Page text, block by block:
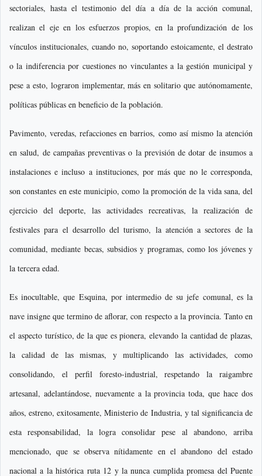
sectoriales, hasta el testimonio del día a día de la acción comunal,
realizan el eje en los esfuerzos propios, en la profundización de los
vínculos institucionales, cuando no, soportando estoicamente, el destrato
o la indiferencia por cuestiones no vinculantes a la gestión municipal y
pese a esto, lograron implementar, más en solitario que autónomamente,
políticas públicas en beneficio de la población.
Pavimento, veredas, refacciones en barrios, como así mismo la atención
en salud, de campañas preventivas o la previsión de dotar de insumos a
instalaciones e incluso a instituciones, por más que no le corresponda,
son constantes en este municipio, como la promoción de la vida sana, del
ejercicio del deporte, las actividades recreativas, la realización de
festivales para el desarrollo del turismo, la atención a sectores de la
comunidad, mediante becas, subsidios y programas, como los jóvenes y
la tercera edad.
Es inocultable, que Esquina, por intermedio de su jefe comunal, es la
nave insigne que termino de aflorar, con respecto a la provincia. Tanto en
el aspecto turístico, de la que es pionera, elevando la cantidad de plazas,
la calidad de las mismas, y multiplicando las actividades, como
consolidando, el perfil foresto-industrial, respetando la raigambre
artesanal, adelantándose, nuevamente a la provincia toda, que hace dos
años, estreno, exitosamente, Ministerio de Industria, y tal significancia de
esta responsabilidad, la logra consolidar pese al abandono, arriba
mencionado, que se observa nítidamente en el abandono del estado
nacional a la histórica ruta 12 y la nunca cumplida promesa del Puente